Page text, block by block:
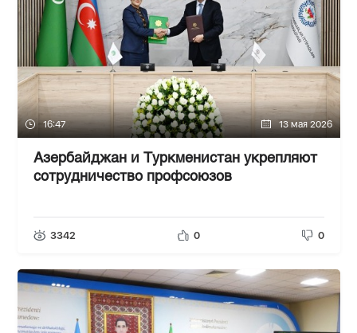
16:47 13 мая 2026
Азербайджан и Туркменистан укрепляют
сотрудничество профсоюзов
3342 0 0